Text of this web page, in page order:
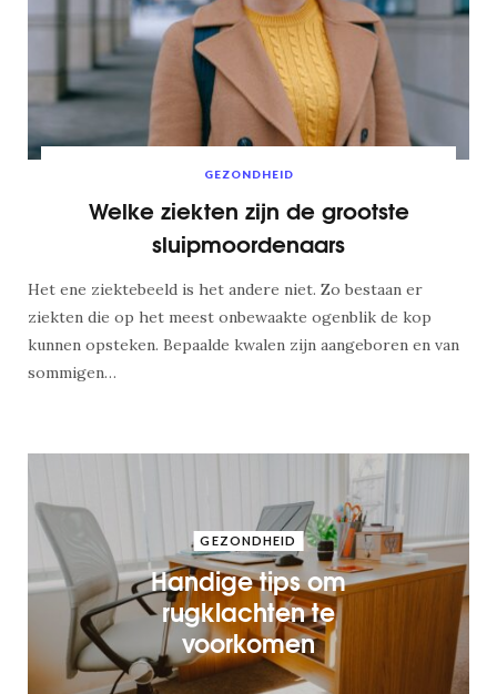
GEZONDHEID
Welke ziekten zijn de grootste
sluipmoordenaars
Het ene ziektebeeld is het andere niet. Zo bestaan er
ziekten die op het meest onbewaakte ogenblik de kop
kunnen opsteken. Bepaalde kwalen zijn aangeboren en van
sommigen…
GEZONDHEID
Handige tips om
rugklachten te
voorkomen